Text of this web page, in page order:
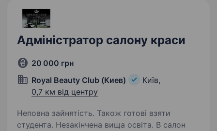
Адміністратор салону краси
20 000 грн
Royal Beauty Club (Киев)
Київ,
0,7 км від центру
Неповна зайнятість. Також готові взяти
студента. Незакінчена вища освіта. В салон